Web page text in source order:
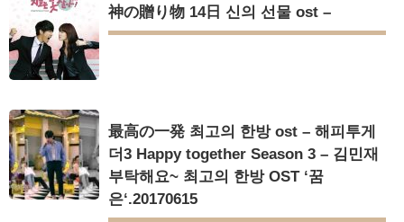
神の贈り物 14日 신의 선물 ost –
最高の一発 최고의 한방 ost – 해피투게
더3 Happy together Season 3 – 김민재
부탁해요~ 최고의 한방 OST ‘꿈
은‘.20170615